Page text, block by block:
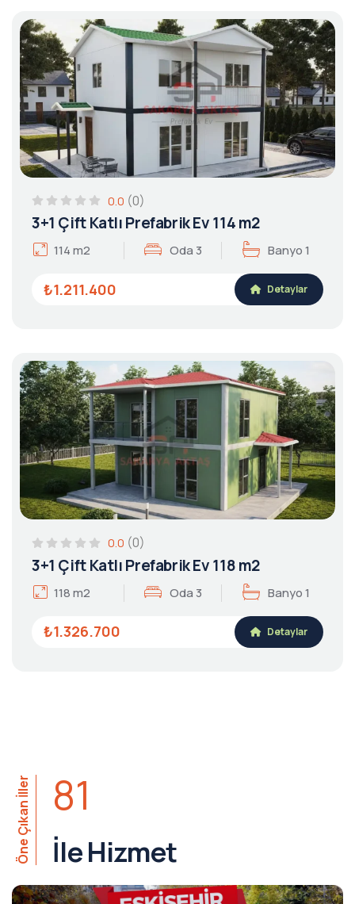
0.0 (0)
3+1 Çift Katlı Prefabrik Ev 114 m2
114 m2 Oda 3 Banyo 1
₺1.211.400 Detaylar
0.0 (0)
3+1 Çift Katlı Prefabrik Ev 118 m2
118 m2 Oda 3 Banyo 1
₺1.326.700 Detaylar
Öne Çıkan İller 81
İle Hizmet